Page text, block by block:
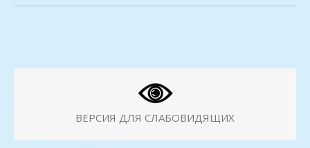
ВЕРСИЯ ДЛЯ СЛАБОВИДЯЩИХ